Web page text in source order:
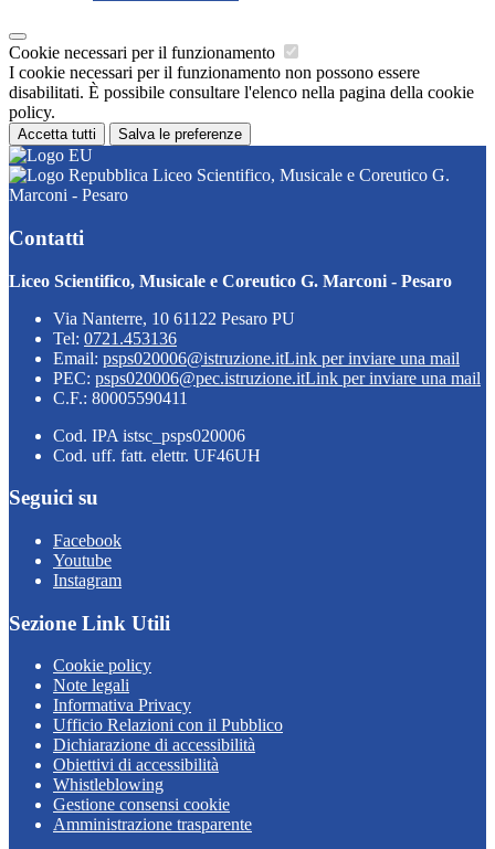
Cookie necessari per il funzionamento
I cookie necessari per il funzionamento non possono essere
disabilitati. È possibile consultare l'elenco nella pagina della cookie
policy.
Accetta tutti Salva le preferenze
Liceo Scientifico, Musicale e Coreutico G.
Marconi - Pesaro
Contatti
Liceo Scientifico, Musicale e Coreutico G. Marconi - Pesaro
Via Nanterre, 10 61122 Pesaro PU
Tel: 0721.453136
Email: psps020006@istruzione.itLink per inviare una mail
PEC: psps020006@pec.istruzione.itLink per inviare una mail
C.F.: 80005590411
Cod. IPA istsc_psps020006
Cod. uff. fatt. elettr. UF46UH
Seguici su
Facebook
Youtube
Instagram
Sezione Link Utili
Cookie policy
Note legali
Informativa Privacy
Ufficio Relazioni con il Pubblico
Dichiarazione di accessibilità
Obiettivi di accessibilità
Whistleblowing
Gestione consensi cookie
Amministrazione trasparente